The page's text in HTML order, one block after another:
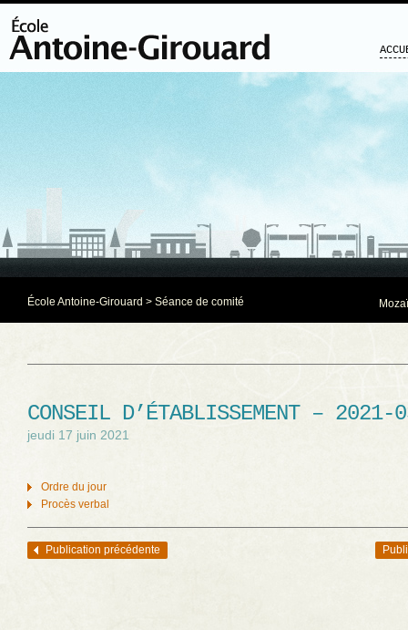
École Antoine-Girouard > Séance de comité
CONSEIL D’ÉTABLISSEMENT – 2021-
jeudi 17 juin 2021
Ordre du jour
Procès verbal
Navigation des articles
Publication précédente